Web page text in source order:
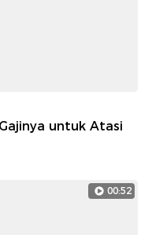
untuk Atasi
00:52